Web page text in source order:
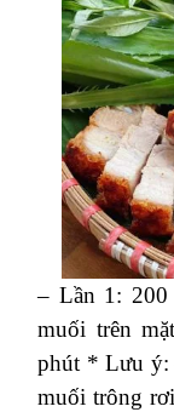
– Lần 1: 200
muối trên
phút * Lưu ý:
muối trông